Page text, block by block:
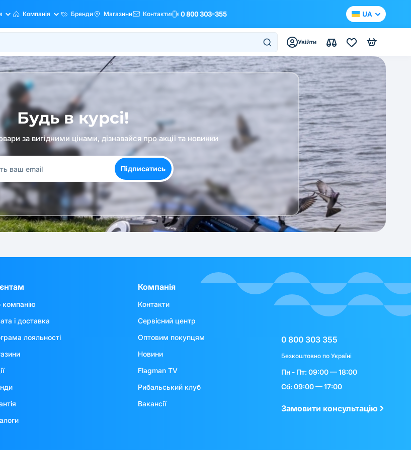
Компанія Бренди Магазини Контакти 0 800 303-355 UA
Увійти
Будь в курсі!
за вигідними цінами, дізнавайся про акції та новинки
Підписатись
компанію
і доставка
лояльності
Компанія
Контакти
Сервісний центр
Оптовим покупцям
Новини
Flagman TV
Рибальський клуб
Вакансії
0 800 303 355
Безкоштовно по Україні
Пн - Пт: 09:00 — 18:00
Сб: 09:00 — 17:00
Замовити консультацію